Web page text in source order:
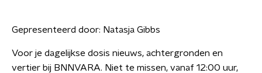
Gepresenteerd door: Natasja Gibbs
Voor je dagelijkse dosis nieuws, achtergronden en
vertier bij BNNVARA. Niet te missen, vanaf 12:00 uur,